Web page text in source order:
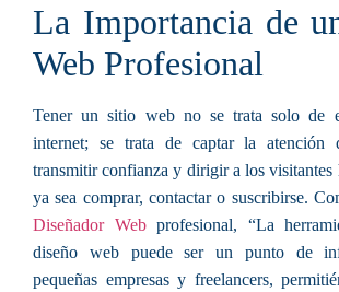
La Importancia de
Web Profesional
Tener un sitio web no se trata solo de
internet; se trata de captar la atención
transmitir confianza y dirigir a los visitantes
ya sea comprar, contactar o suscribirse.
Diseñador Webprofesional, “La
diseño web puede ser un punto de
pequeñas empresas y freelancers,